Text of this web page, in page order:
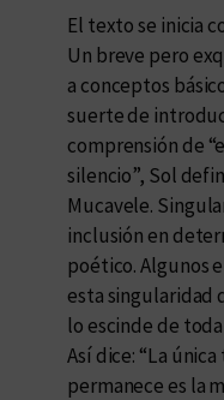
El texto se inicia
Un breve pero
a conceptos
suerte de
comprensión de
silencio”, Sol
Mucavele.
inclusión en
poético. Algunos
esta singularidad
lo escinde de
Así dice: “La
permanece es la